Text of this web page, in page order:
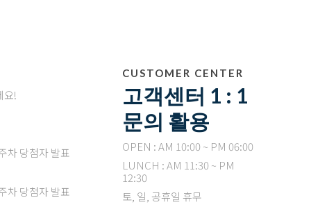
요!
차 당첨자 발표
차 당첨자 발표
CUSTOMER CENTER
고객센터 1 : 1
문의 활용
OPEN : AM 10:00 ~ PM 06:00
LUNCH : AM 11:30 ~ PM
12:30
토, 일, 공휴일 휴무